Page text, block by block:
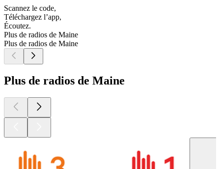
Scannez le code,
Téléchargez l’app,
Écoutez.
Plus de radios de Maine
Plus de radios de Maine
Plus de radios de Maine